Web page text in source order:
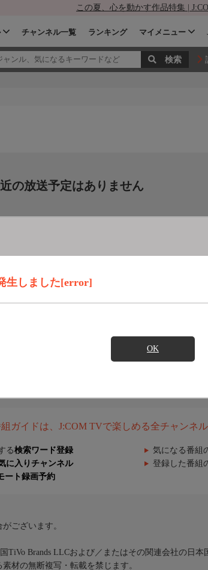
この夏、心を動かす作品特集 |
チャンネル一覧 ランキング マイメニュー
生しました[error]
OK
の放送予定はありません
ガイドは、J:COM TVで楽しめる全チャンネ
る検索ワード登録 気になる番組
に入りチャンネル 登録した番組
ート録画予約
ございます。
TiVo Brands LLCおよび／またはその関連会社の日本
材の無断複写・転載を禁じます。